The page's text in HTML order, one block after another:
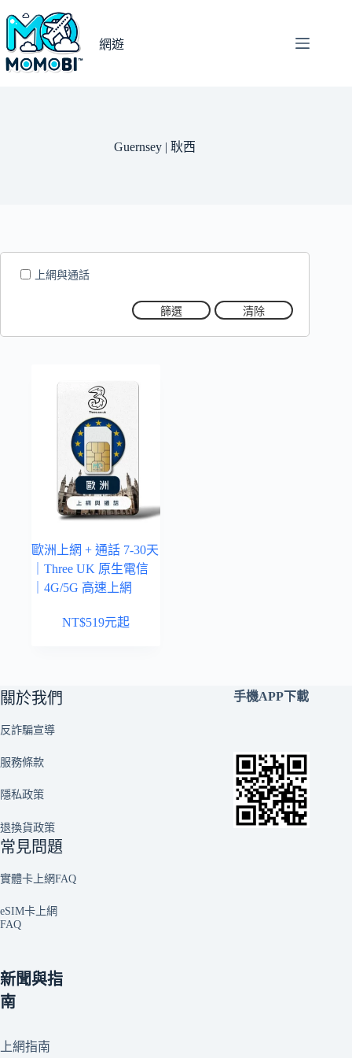
主
要
網遊
Guernsey | 耿西
上網與通話
篩選 清除
歐洲上網 + 通話 7-30天
｜Three UK 原生電信
｜4G/5G 高速上網
NT$519元起
關於我們
反詐騙宣導
服務條款
隱私政策
退換貨政策
常見問題
實體卡上網FAQ
eSIM卡上網
FAQ
新聞與指
南
上網指南
手機APP下載